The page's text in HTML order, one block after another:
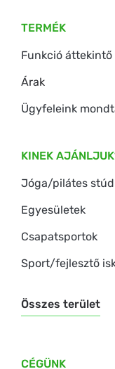
TERMÉK
Funkció áttekintő
Árak
Ügyfeleink
KINEK
Jóga/pilátes
Egyesületek
Csapatsportok
Sport/fejlesztő
Összes terület
CÉGÜNK